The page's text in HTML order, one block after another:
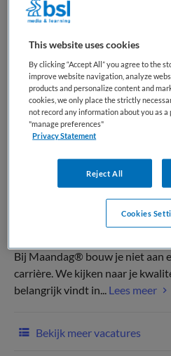
Niet nader bepaald
Vacature niet
Deze vacature Huisarts bij
Hieronder staan enkele
wellicht interessant zijn.
Bij Maandag® bouw je niet aan
carrière. We kijken naar je
belangrijk vindt in... Lees meer
Bekijk meer vacatures
This website uses cookies
By clicking “Accept All” you agree to the
improve website navigation, analyze
products and personalize content and
cookies, we only place the strictly
not record any information about you as a
"manage preferences"
Privacy Statement
Reject All
Cookies